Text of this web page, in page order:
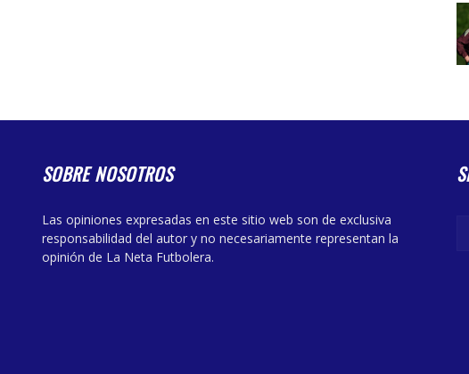
SOBRE NOSOTROS
Las opiniones expresadas en este sitio web son de exclusiva
responsabilidad del autor y no necesariamente representan la
opinión de La Neta Futbolera.